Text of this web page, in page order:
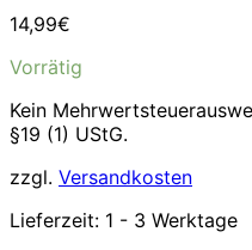
14,99€
Vorrätig
Kein
§19 (1) UStG.
zzgl. Versandkosten
Lieferzeit: 1 - 3 Werktage